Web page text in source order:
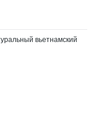
вьетнамский